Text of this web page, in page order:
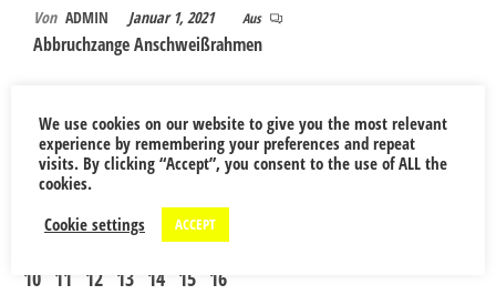
Von ADMIN Januar 1, 2021 Aus
Abbruchzange Anschweißrahmen
M
D M D F S
S
4 5 6 8
9
10 11 12 13 14 15 16
We use cookies on our website to give you the most relevant
experience by remembering your preferences and repeat
visits. By clicking “Accept”, you consent to the use of ALL the
cookies.
Cookie settings
ACCEPT